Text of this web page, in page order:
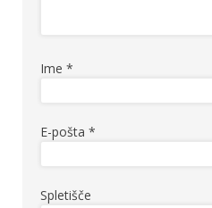
Ime *
E-pošta *
Spletišče